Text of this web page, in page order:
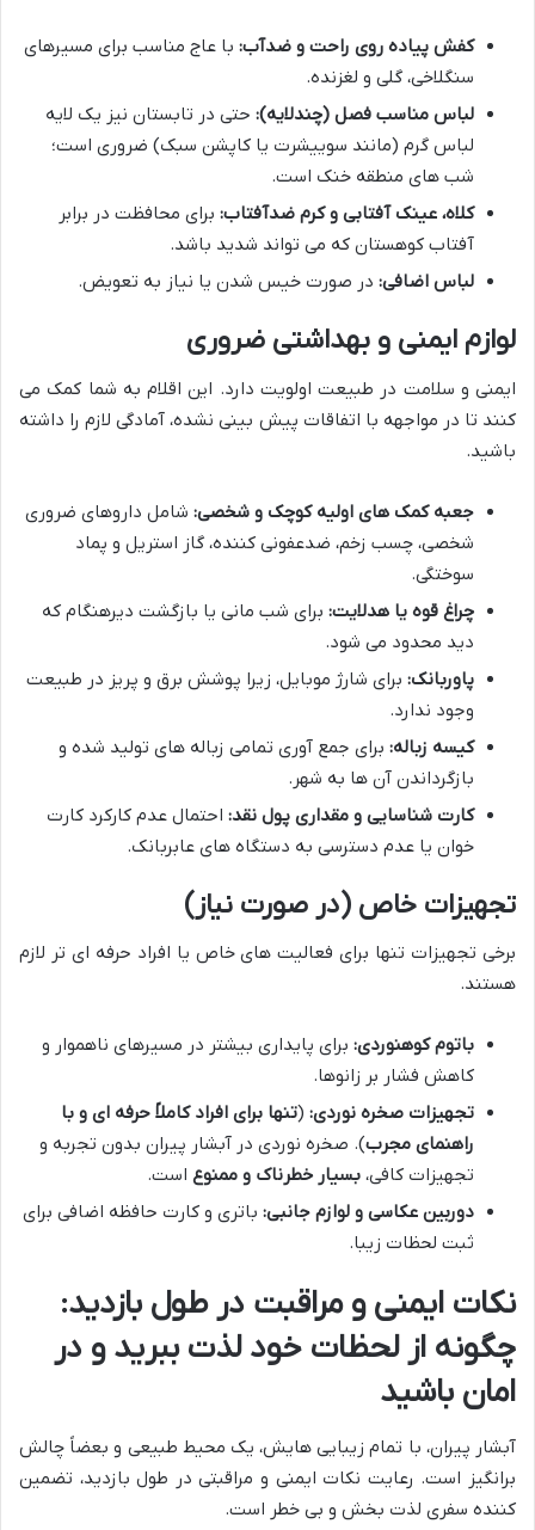
کفش پیاده روی راحت و ضدآب: با عاج مناسب برای مسیرهای
سنگلاخی، گلی و لغزنده.
لباس مناسب فصل (چندلایه): حتی در تابستان نیز یک لایه
لباس گرم (مانند سوییشرت یا کاپشن سبک) ضروری است؛
شب های منطقه خنک است.
کلاه، عینک آفتابی و کرم ضدآفتاب: برای محافظت در برابر
آفتاب کوهستان که می تواند شدید باشد.
لباس اضافی: در صورت خیس شدن یا نیاز به تعویض.
لوازم ایمنی و بهداشتی ضروری
ایمنی و سلامت در طبیعت اولویت دارد. این اقلام به شما کمک می
کنند تا در مواجهه با اتفاقات پیش بینی نشده، آمادگی لازم را داشته
باشید.
جعبه کمک های اولیه کوچک و شخصی: شامل داروهای ضروری
شخصی، چسب زخم، ضدعفونی کننده، گاز استریل و پماد
سوختگی.
چراغ قوه یا هدلایت: برای شب مانی یا بازگشت دیرهنگام که
دید محدود می شود.
پاوربانک: برای شارژ موبایل، زیرا پوشش برق و پریز در طبیعت
وجود ندارد.
کیسه زباله: برای جمع آوری تمامی زباله های تولید شده و
بازگرداندن آن ها به شهر.
کارت شناسایی و مقداری پول نقد: احتمال عدم کارکرد کارت
خوان یا عدم دسترسی به دستگاه های عابربانک.
تجهیزات خاص (در صورت نیاز)
برخی تجهیزات تنها برای فعالیت های خاص یا افراد حرفه ای تر لازم
هستند.
باتوم کوهنوردی: برای پایداری بیشتر در مسیرهای ناهموار و
کاهش فشار بر زانوها.
تجهیزات صخره نوردی: (تنها برای افراد کاملاً حرفه ای و با
راهنمای مجرب). صخره نوردی در آبشار پیران بدون تجربه و
تجهیزات کافی، بسیار خطرناک و ممنوع است.
دوربین عکاسی و لوازم جانبی: باتری و کارت حافظه اضافی برای
ثبت لحظات زیبا.
نکات ایمنی و مراقبت در طول بازدید:
چگونه از لحظات خود لذت ببرید و در
امان باشید
آبشار پیران، با تمام زیبایی هایش، یک محیط طبیعی و بعضاً چالش
برانگیز است. رعایت نکات ایمنی و مراقبتی در طول بازدید، تضمین
کننده سفری لذت بخش و بی خطر است.